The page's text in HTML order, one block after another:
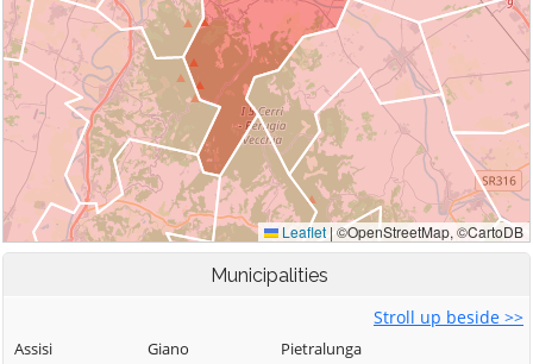
Municipalities
Stroll up beside >>
Assisi
Giano
Pietralunga